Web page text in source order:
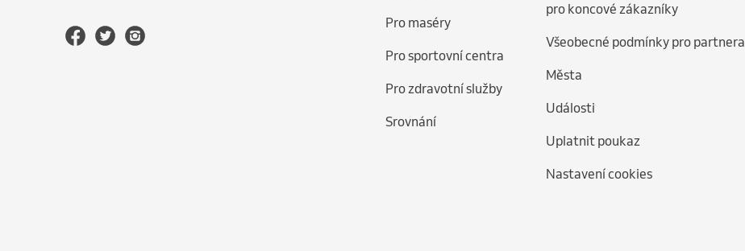
Pro maséry
Pro sportovní centra
Pro zdravotní služby
Srovnání
pro koncové zákazníky
Všeobecné podmínky pro partnera
Města
Události
Uplatnit poukaz
Nastavení cookies